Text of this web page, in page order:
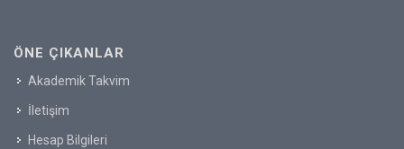
ÖNE ÇIKANLAR
Akademik Takvim
İletişim
Hesap Bilgileri